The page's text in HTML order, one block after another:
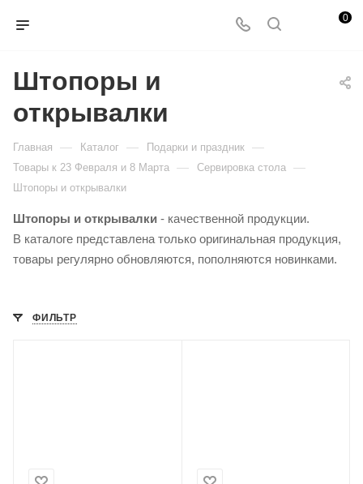
0
Штопоры и
открывалки
Главная — Каталог — Подарки и праздник —
Товары к 23 Февраля и 8 Марта — Сервировка стола —
Штопоры и открывалки
Штопоры и открывалки - качественной продукции.
В каталоге представлена только оригинальная продукция,
товары регулярно обновляются, пополняются новинками.
ФИЛЬТР